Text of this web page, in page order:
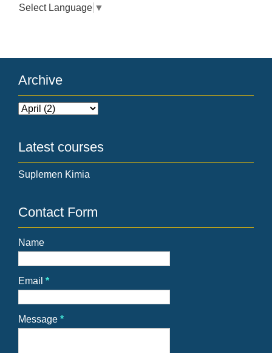
Select Language ▼
Archive
Latest courses
Suplemen Kimia
Contact Form
Name
Email *
Message *